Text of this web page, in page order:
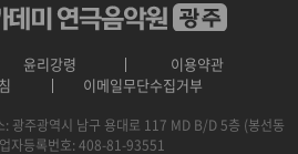
윤리강령
이용약관
이메일무단수집거부
: 광주광역시 남구 용대로 117 MD B/D 5층 (봉선동
자등록번호: 408-81-93551